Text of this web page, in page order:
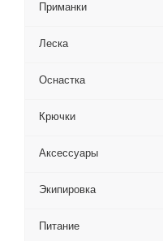
Приманки
Леска
Оснастка
Крючки
Аксессуары
Экипировка
Питание